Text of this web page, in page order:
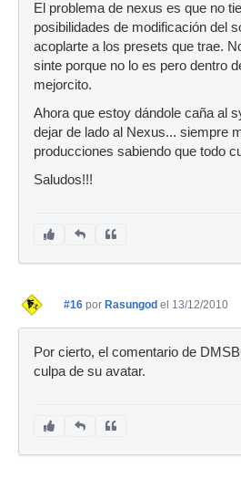
El problema de nexus es que no
posibilidades de modificación del
acoplarte a los presets que trae.
sinte porque no lo es pero dentro
mejorcito.
Ahora que estoy dándole caña al
dejar de lado al Nexus... siempre
producciones sabiendo que todo
Saludos!!!
#16 por Rasungod el 13/12/2010
Por cierto, el comentario de
culpa de su avatar.